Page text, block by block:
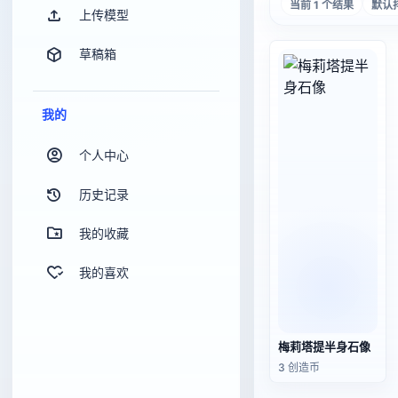
上传模型
草稿箱
我的
个人中心
历史记录
我的收藏
我的喜欢
当前 1 个结果 默认
梅莉塔提半身石像
3 创造币